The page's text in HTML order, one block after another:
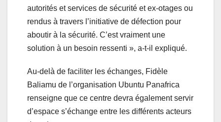
autorités et services de sécurité et ex-otages ou
rendus à travers l’initiative de défection pour
aboutir à la sécurité. C’est vraiment une
solution à un besoin ressenti », a-t-il expliqué.
Au-delà de faciliter les échanges, Fidèle
Baliamu de l’organisation Ubuntu Panafrica
renseigne que ce centre devra également servir
d’espace s’échange entre les différents acteurs